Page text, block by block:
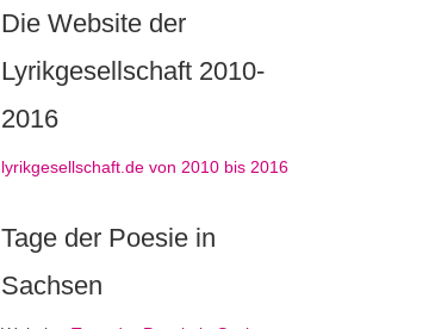
Die Website der
Lyrikgesellschaft 2010-
2016
lyrikgesellschaft.de von 2010 bis 2016
Tage der Poesie in
Sachsen